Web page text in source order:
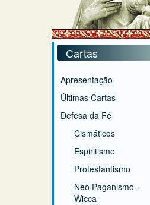
Cartas
Apresentação
Últimas Cartas
Defesa da Fé
Cismáticos
Espiritismo
Protestantismo
Neo Paganismo -
Wicca